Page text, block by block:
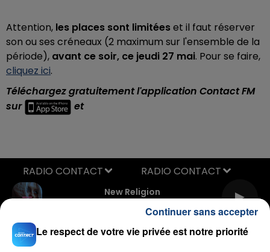
Attention, les places sont limitéeset il faut réserver
son ou ses créneaux (2 maximum sur l'ensemble de la
période), avant ce soir, ce jeudi 27 mai. Pour se faire,
cliquez ici.
Téléchargez gratuitement l'application Contact FM
sur
et
New Religion
BEBE REXHA
RADIO CONTACT
Le respect de votre vie privée est notre priorité
Continuer sans accepter